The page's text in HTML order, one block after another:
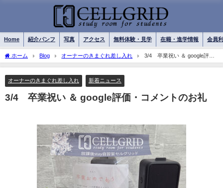
Home 紹介パンフ 写真 アクセス 無料体験・見学 在籍・進学情報 会員
ホーム Blog オーナーのきまぐれ差し入れ
3/4 卒業祝い ＆ google評
価・コメントのお礼
オーナーのきまぐれ差し入れ 新着ニュース
3/4 卒業祝い ＆ google評価・コメントのお礼